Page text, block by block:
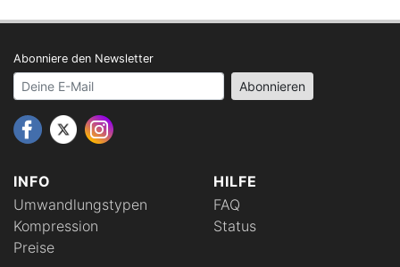
INFO
Umwandlungstypen
Kompression
Preise
HILFE
FAQ
Status
Abonniere den Newsletter
Your email address Abonnieren